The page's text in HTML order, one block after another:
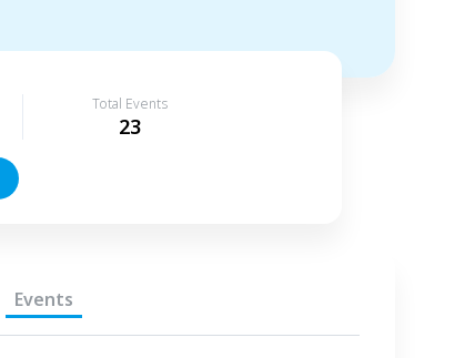
Total Events
23
Events